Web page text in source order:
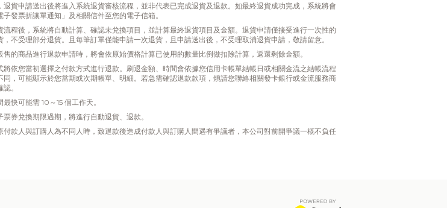
退貨申請送出後將進入系統退貨審核流程，並非代表已完成退貨及退款。如最終退貨成功完成，系統將會
子發票折讓單通知」及相關信件至您的電子信箱。
流程後，系統將自動計算、確認未兌換項目，並計算最終退貨項目及金額。退貨申請僅接受進行一次性的
，不受理部分退貨。且每筆訂單僅能申請一次退貨，且申請送出後，不受理取消退貨申請，敬請留意。
售的商品進行退款申請時，將會依原始價格計算已使用的數量比例做扣除計算，返還剩餘金額。
將依您當初選擇之付款方式進行退款。刷退金額、時間會依據您信用卡帳單結帳日或相關金流之結帳流程
同，可能顯示於您當期或次期帳單、明細。若急需確認退款款項，煩請您聯絡相關發卡銀行或金流服務商
。
最快可能需 10～15 個工作天。
票券兌換期限過期，將進行自動退貨、退款。
付款人與訂購人為不同人時，致退款後造成付款人與訂購人間遇有爭議者，本公司對前開爭議一概不負任